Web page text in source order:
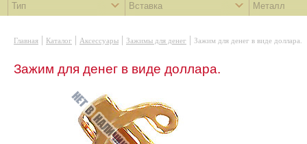
Тип Вставка Металл
Главная | Каталог | Аксессуары | Зажимы для денег | Зажим для денег в виде доллара.
Зажим для денег в виде доллара.